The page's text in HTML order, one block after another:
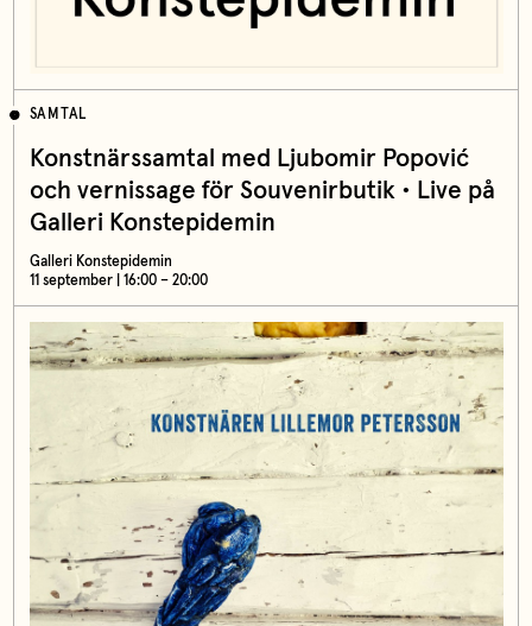
SAMTAL
Konstnärssamtal med Ljubomir Popović
och vernissage för Souvenirbutik • Live på
Galleri Konstepidemin
Galleri Konstepidemin
11 september | 16:00 – 20:00